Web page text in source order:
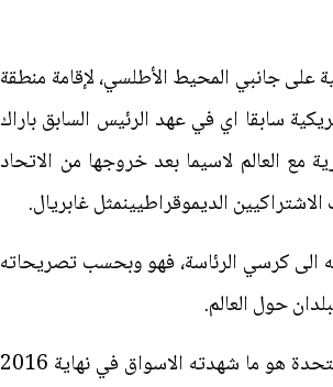
على جانبي المحيط الأطلسي، لإقامة منطقة
سابقا اي في عهد الرئيس السابق باراك
العالم لاسيما بعد خروجها من الاتحاد
الديموقراطيينمثل غابريال.
الى كرسي الرئاسة، فهو وبحسب تصريحاته
حول العالم.
وبحسب المختصين ان ما يجعل الامور تسير بتوتر بين الاتحاد الاوربي لاسيما المانيا والولايات المتحدة هو ما شهدته الاسواق في نهاية 2016